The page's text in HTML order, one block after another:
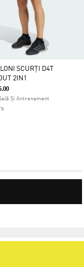
SCURȚI D4T
2IN1
Și Antrenament